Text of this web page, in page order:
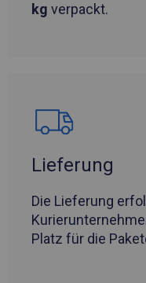
kg verpackt.
Lieferung
Die Lieferung
Platz für die